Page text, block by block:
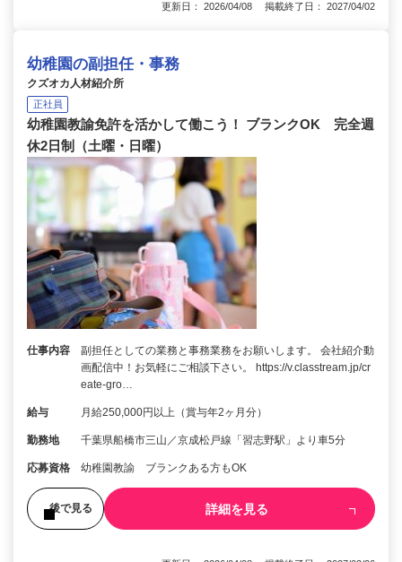
更新日： 2026/04/08 掲載終了日： 2027/04/02
幼稚園の副担任・事務
クズオカ人材紹介所
正社員
幼稚園教諭免許を活かして働こう！ ブランクOK 完全週
休2日制（土曜・日曜）
仕事内容
副担任としての業務と事務業務をお願いします。 会社紹介動
画配信中！お気軽にご相談下さい。 https://v.classtream.jp/cr
eate-gro…
給与 月給250,000円以上（賞与年2ヶ月分）
勤務地 千葉県船橋市三山／京成松戸線「習志野駅」より車5分
応募資格 幼稚園教諭 ブランクある方もOK
後で見る 詳細を見る